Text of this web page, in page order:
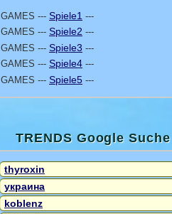
GAMES --- Spiele1 ---
GAMES --- Spiele2 ---
GAMES --- Spiele3 ---
GAMES --- Spiele4 ---
GAMES --- Spiele5 ---
TRENDS Google Suche
thyroxin
украина
koblenz